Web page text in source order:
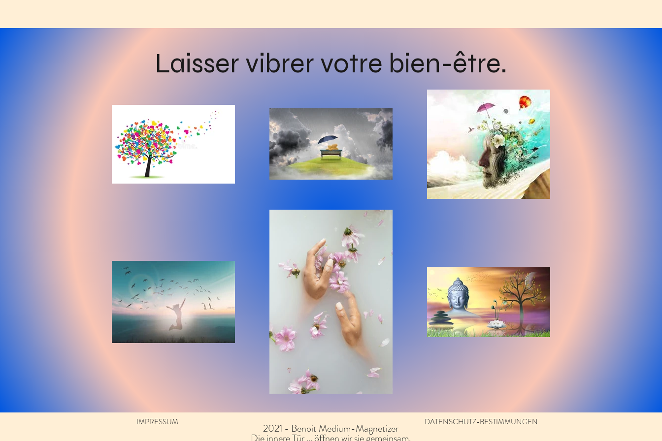
Laisser vibrer votre bien-être.
IMPRESSUM 2021 - Benoit Medium-Magnetizer DATENSCHUTZ-BESTIMMUNGEN